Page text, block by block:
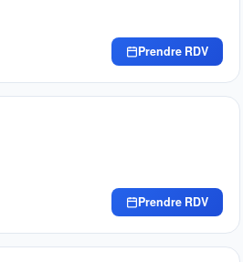
Prendre RDV
Prendre RDV